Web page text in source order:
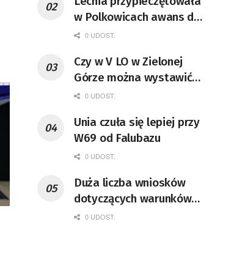
w Polkowicach awans do
II ligi!
0 UDOST.
Czy w V LO w Zielonej
Górze można wystawić
musical
0 UDOST.
Unia czuła się lepiej przy
W69 od Falubazu
0 UDOST.
Duża liczba wniosków
dotyczących warunków
zabudowy
0 UDOST.